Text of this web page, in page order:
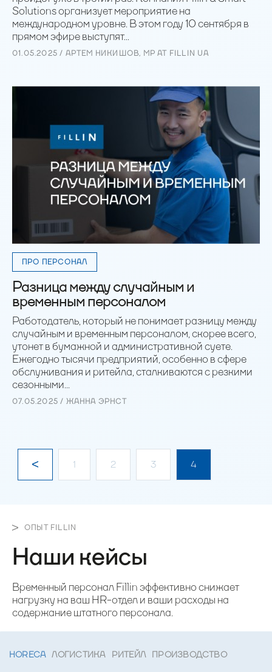
Solutions организует мероприятие на
международном уровне. В этом году 10 сентября в
прямом эфире выступят...
01.05.2025 / АРТЕМ НИКИШОВ, MP AT FILLIN UA
ПРО ПЕРСОНАЛ
Разница между случайным и
временным персоналом
Работодатель, который не понимает разницу между
случайным и временным персоналом, скорее всего,
утонет в бумажной и административной суете.
Ежегодно тысячи предприятий, особенно в сфере
обслуживания и ритейла, сталкиваются с резкими
сезонными...
07.05.2025 / ЖАННА ЭРНСТ
1 2 3 4
ОПЫТ FILLIN
Наши кейсы
Временный персонал Fillin эффективно снижает
нагрузку на ваш HR-отдел и ваши расходы на
содержание штатного персонала.
HORECA ЛОГИСТИКА РИТЕЙЛ ПРОИЗВОДСТВО